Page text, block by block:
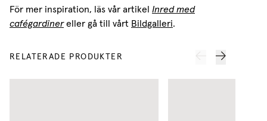
För mer inspiration, läs vår artikel Inred med
cafégardinereller gå till vårt Bildgalleri.
RELATERADE PRODUKTER